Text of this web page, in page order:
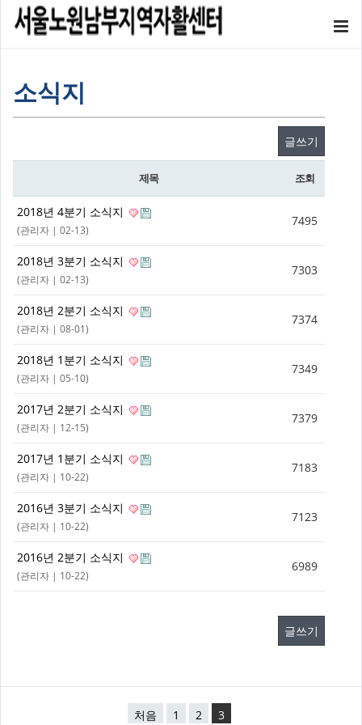
소식지
글쓰기
제목 조회
2018년 4분기 소식지
(관리자 | 02-13)
7495
2018년 3분기 소식지
(관리자 | 02-13)
7303
2018년 2분기 소식지
(관리자 | 08-01)
7374
2018년 1분기 소식지
(관리자 | 05-10)
7349
2017년 2분기 소식지
(관리자 | 12-15)
7379
2017년 1분기 소식지
(관리자 | 10-22)
7183
2016년 3분기 소식지
(관리자 | 10-22)
7123
2016년 2분기 소식지
(관리자 | 10-22)
6989
글쓰기
처음 1 2 3